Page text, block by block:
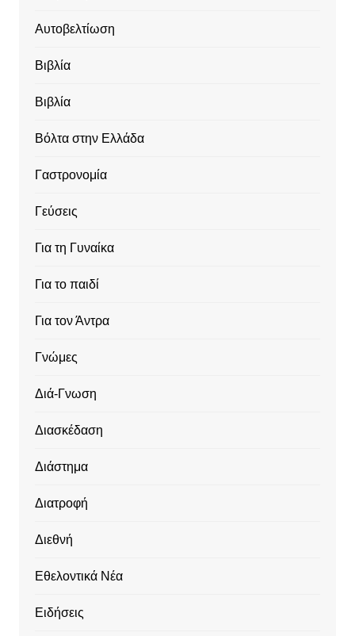
Αυτοβελτίωση
Βιβλία
Βιβλία
Βόλτα στην Ελλάδα
Γαστρονομία
Γεύσεις
Για τη Γυναίκα
Για το παιδί
Για τον Άντρα
Γνώμες
Διά-Γνωση
Διασκέδαση
Διάστημα
Διατροφή
Διεθνή
Εθελοντικά Νέα
Ειδήσεις